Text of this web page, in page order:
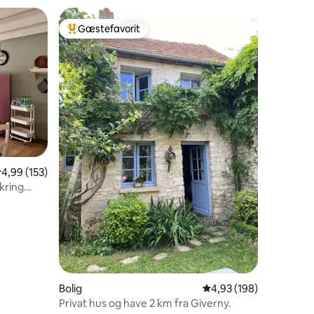
omtaler
ud af 5 i gennemsnitlig bedømmelse, 153 omtaler
4,99 (153)
Bedste gæstefavorit
Gæstefavorit
Bolig 4,93 ud af 5 i
4,93 (198)
Privat hus og have 2 km fra Giverny.